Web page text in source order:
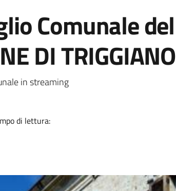
Comunale del
DI TRIGGIANO
in streaming
di lettura: